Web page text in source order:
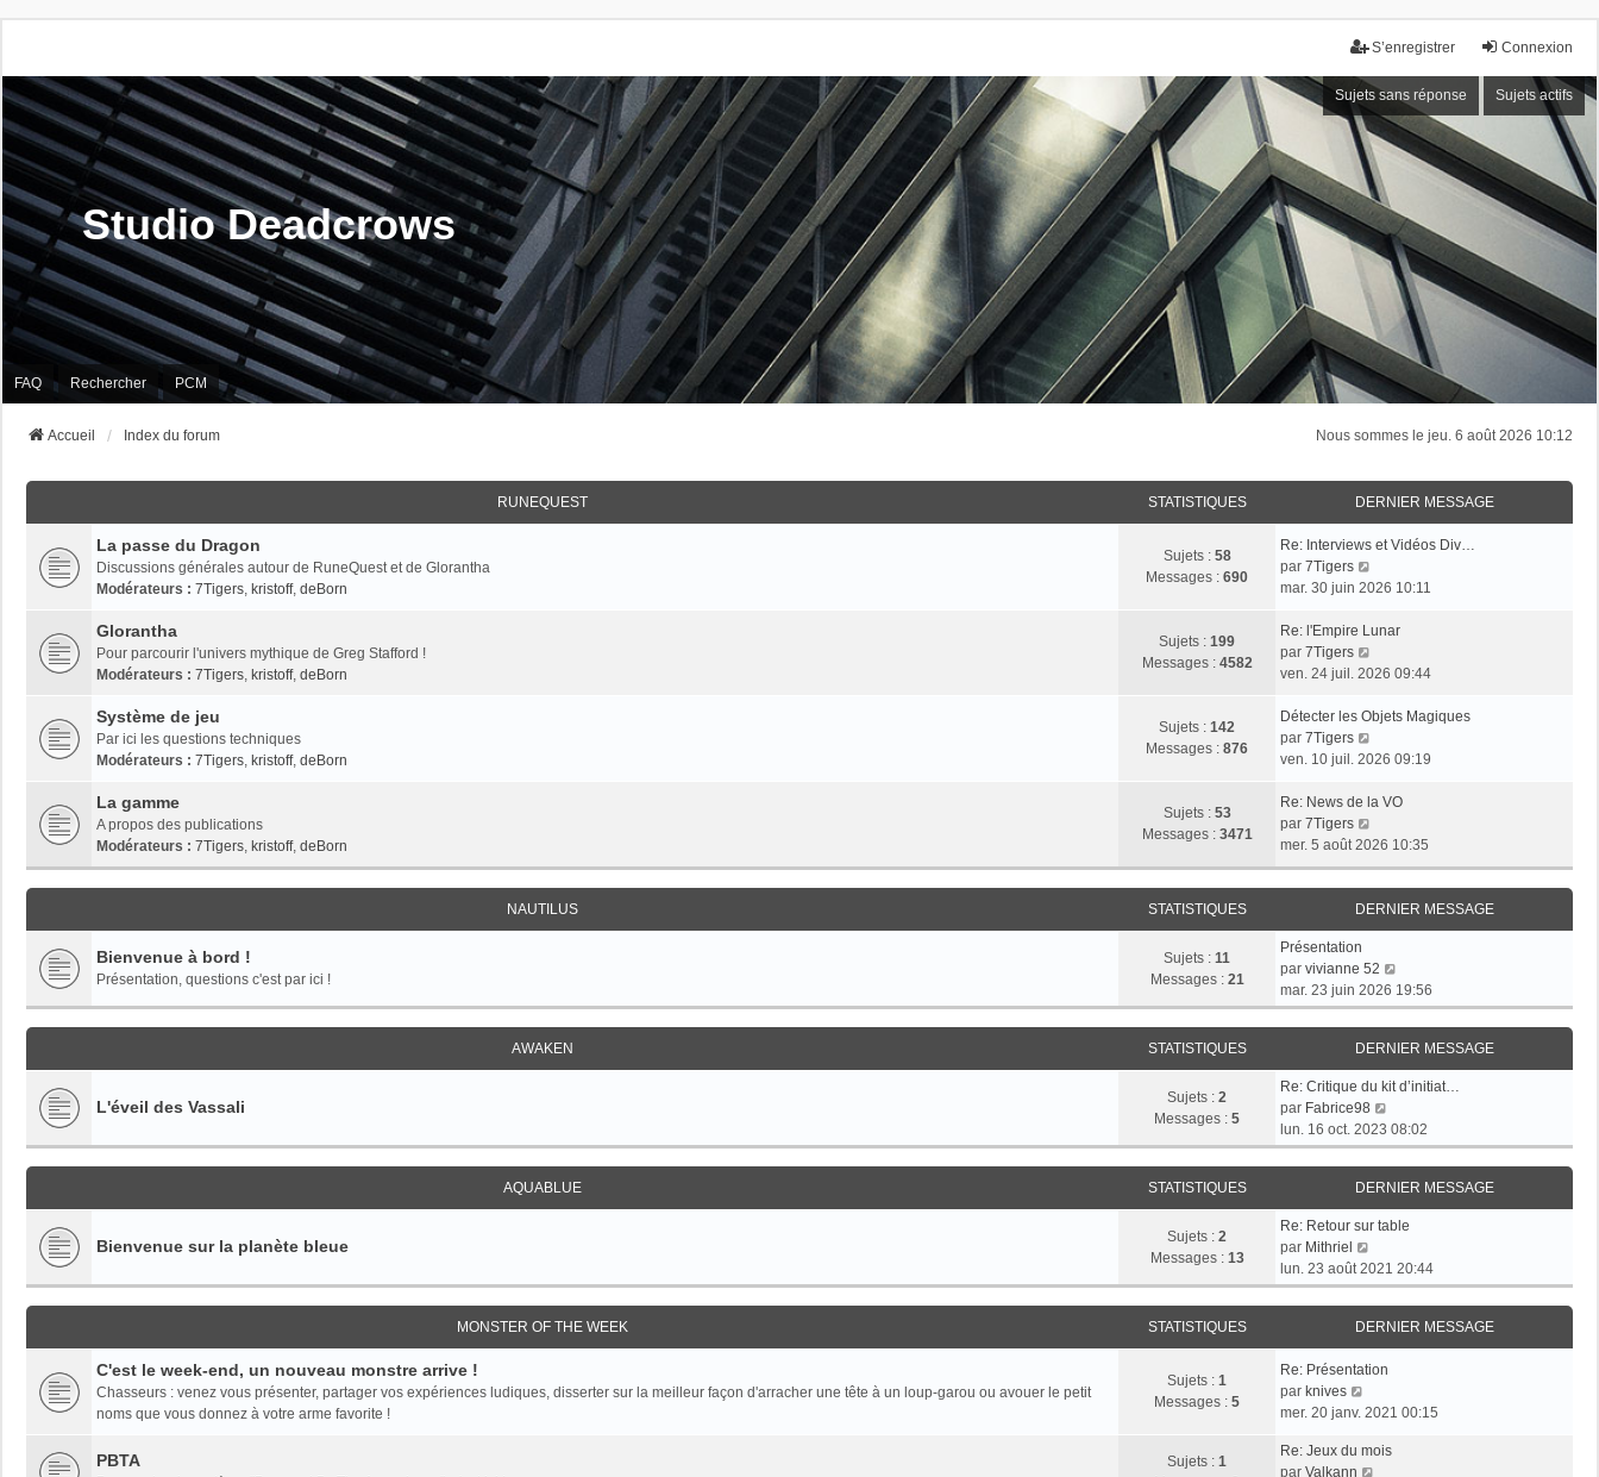
Connexion
S’enregistrer
Sujets sans réponse Sujets actifs
Studio Deadcrows
FAQ Rechercher PCM
Nous sommes le jeu. 6 août 2026 10:12
Accueil Index du forum
RUNEQUEST STATISTIQUES DERNIER MESSAGE
La passe du Dragon
Discussions générales autour de RuneQuest et de Glorantha
Modérateurs : 7Tigers, kristoff, deBorn
Sujets : 58
Messages : 690
Re: Interviews et Vidéos Div…
par 7Tigers
o
r
e
e
n
e
m
e
s
s
a
e
mar. 30 juin 2026 10:11
Glorantha
Pour parcourir l'univers mythique de Greg Stafford !
Modérateurs : 7Tigers, kristoff, deBorn
Sujets : 199
Messages : 4582
Re: l'Empire Lunar
par 7Tigers
o
r
e
e
n
i
e
r
m
s
s
a
e
ven. 24 juil. 2026 09:44
Système de jeu
Par ici les questions techniques
Modérateurs : 7Tigers, kristoff, deBorn
Sujets : 142
Messages : 876
Détecter les Objets Magiques
par 7Tigers
o
r
e
d
e
r
n
e
r
m
s
s
a
g
e
ven. 10 juil. 2026 09:19
La gamme
A propos des publications
Modérateurs : 7Tigers, kristoff, deBorn
Sujets : 53
Messages : 3471
Re: News de la VO
par 7Tigers
o
i
r
l
e
e
r
n
e
r
m
e
s
s
a
g
e
mer. 5 août 2026 10:35
NAUTILUS STATISTIQUES DERNIER MESSAGE
Bienvenue à bord !
Présentation, questions c'est par ici !
Sujets : 11
Messages : 21
Présentation
par vivianne 52
o
i
r
l
e
d
r
i
r
e
s
s
a
g
mar. 23 juin 2026 19:56
AWAKEN STATISTIQUES DERNIER MESSAGE
L'éveil des Vassali Sujets : 2
Messages : 5
Re: Critique du kit d’initiat…
par Fabrice98
o
i
r
l
e
d
r
i
e
s
lun. 16 oct. 2023 08:02
AQUABLUE STATISTIQUES DERNIER MESSAGE
Bienvenue sur la planète bleue Sujets : 2
Messages : 13
Re: Retour sur table
par Mithriel
o
i
r
l
e
d
r
i
lun. 23 août 2021 20:44
MONSTER OF THE WEEK STATISTIQUES DERNIER MESSAGE
C'est le week-end, un nouveau monstre arrive !
Chasseurs : venez vous présenter, partager vos expériences ludiques, disserter sur la meilleur façon d'arracher une tête à un loup-garou ou avouer le petit
noms que vous donnez à votre arme favorite !
Sujets : 1
Messages : 5
Re: Présentation
par knives
o
r
mer. 20 janv. 2021 00:15
PBTA Sujets : 1
Re: Jeux du mois
par Valkann